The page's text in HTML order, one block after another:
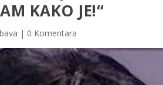
KAKO JE!“
| 0 Komentara